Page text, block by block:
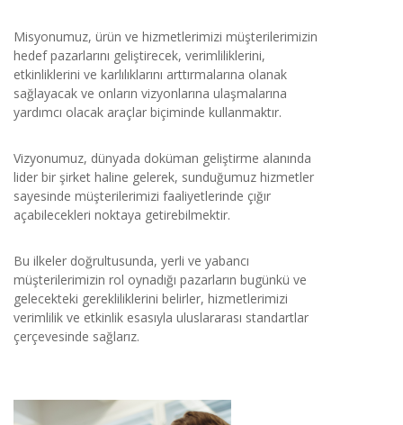
Misyonumuz, ürün ve hizmetlerimizi müşterilerimizin
hedef pazarlarını geliştirecek, verimliliklerini,
etkinliklerini ve karlılıklarını arttırmalarına olanak
sağlayacak ve onların vizyonlarına ulaşmalarına
yardımcı olacak araçlar biçiminde kullanmaktır.
Vizyonumuz, dünyada doküman geliştirme alanında
lider bir şirket haline gelerek, sunduğumuz hizmetler
sayesinde müşterilerimizi faaliyetlerinde çığır
açabilecekleri noktaya getirebilmektir.
Bu ilkeler doğrultusunda, yerli ve yabancı
müşterilerimizin rol oynadığı pazarların bugünkü ve
gelecekteki gerekliliklerini belirler, hizmetlerimizi
verimlilik ve etkinlik esasıyla uluslararası standartlar
çerçevesinde sağlarız.